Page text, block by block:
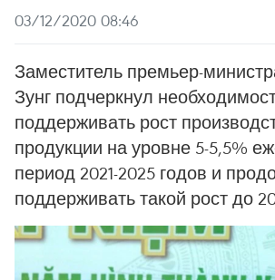
03/12/2020 08:46
Заместитель премьер-
Зунг подчеркнул
поддерживать рост
продукции на уровне 5-5,5%
период 2021-2025 годов и
поддерживать такой рост до